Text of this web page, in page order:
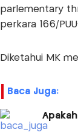
parlementary
perkara 166/
Diketahui MK
Baca Juga: